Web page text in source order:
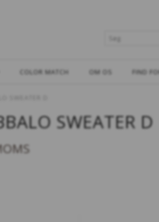
COLOR MATCH OM OS FIND
SWEATER D